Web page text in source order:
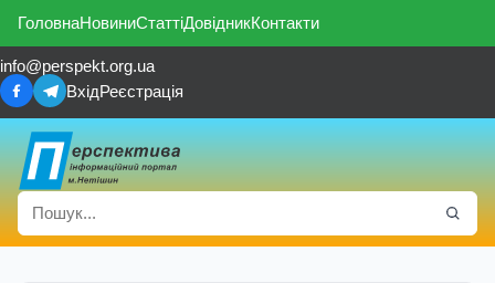
ГоловнаНовиниСтаттіДовідникКонтакти
info@perspekt.org.ua
ВхідРеєстрація